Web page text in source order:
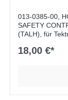
013-0385-00,
SAFETY
(TALH), für
18,00 €*